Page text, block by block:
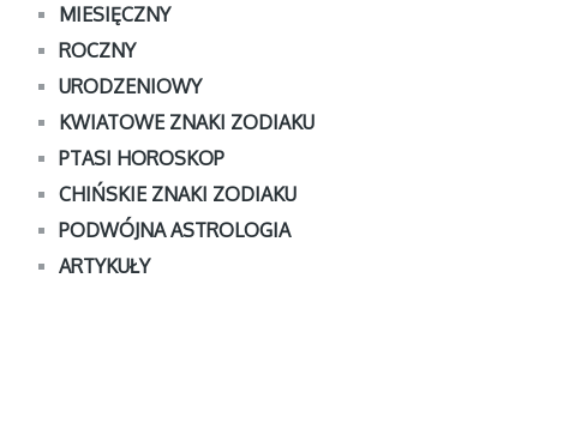
MIESIĘCZNY
ROCZNY
URODZENIOWY
KWIATOWE ZNAKI ZODIAKU
PTASI HOROSKOP
CHIŃSKIE ZNAKI ZODIAKU
PODWÓJNA ASTROLOGIA
ARTYKUŁY